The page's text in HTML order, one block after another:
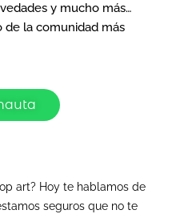
y mucho más…
de la comunidad más
art? Hoy te hablamos de
seguros que no te